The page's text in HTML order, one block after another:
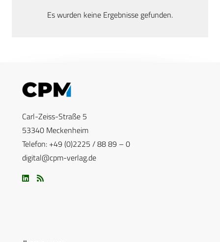
Es wurden keine Ergebnisse gefunden.
Carl-Zeiss-Straße 5
53340 Meckenheim
Telefon: +49 (0)2225 / 88 89 – 0
digital@cpm-verlag.de